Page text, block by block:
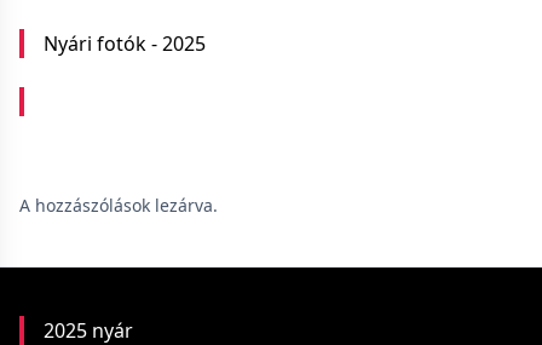
Nyári fotók - 2025
A hozzászólások lezárva.
2025 nyár